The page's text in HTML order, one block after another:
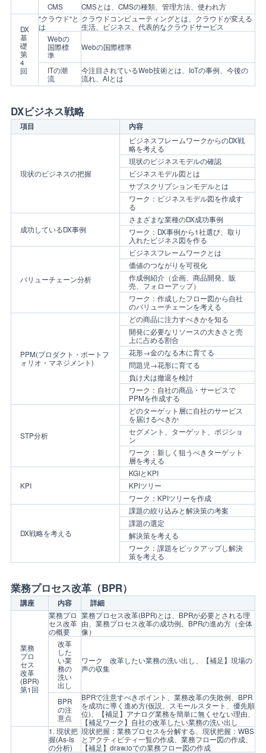
CMS CMSとは、CMSの種類、管理方法、使われ方
DX
基
礎
第
4
回
"クラウド"と
は
クラウドコンピューティングとは、クラウドが変える
生活、ビジネス、代表的なクラウドサービス
Webの
国際標
準
Webの国際標準
ITの潮
流
今注目されているWeb技術とは、IoTの事例、今後の
流れ、AIとは
DXビジネス戦略
項目 内容
現状のビジネスの把握
ビジネスフレームワークからのDX戦
略を考える
現状のビジネスモデルの確認
ビジネスモデル図とは
サブスクリプションモデルとは
ワーク：ビジネスモデル図を作成す
る
成功しているDX事例
さまざまな業種のDX成功事例
ワーク：DX事例から1社選び、取り
入れたビジネス図を作る
バリューチェーン分析
ビジネスフレームワークとは
価値のつながりを可視化
作成例紹介（企画、商品開発、販
売、フォローアップ）
ワーク：作成したフロー図から自社
のバリューチェーンを考える
PPM(プロダクト・ポートフ
ォリオ・マネジメント)
どの商品に注力すべきかを知る
開発に必要なリソースの大きさと売
上に占める割合
花形→金のなる木に育てる
問題児→花形に育てる
負け犬は撤退を検討
ワーク：自社の商品・サービスで
PPMを作成する
STP分析
どのターゲット層に自社のサービス
を届けるべきか
セグメント、ターゲット、ポジショ
ン
ワーク：新しく狙うべきターゲット
層を考える
KPI
KGIとKPI
KPIツリー
ワーク：KPIツリーを作成
DX戦略を考える
課題の絞り込みと解決策の考案
課題の選定
解決策を考える
ワーク：課題をピックアップし解決
策を考える
業務プロセス改革（BPR）
講座 内容 詳細
業務
プロ
セス
改革
(BPR)
第1回
業務プロ
セス改革
の概要
業務プロセス改革(BPR)とは、BPRが必要とされる理
由、業務プロセス改革の成功例、BPRの進め方（全体
像）
改革
した
い業
務の
洗い
出し
ワーク 改革したい業務の洗い出し、【補足】現場の
声の収集
BPR
の注
意点
BPRで注意すべきポイント、業務改革の失敗例、BPR
を成功に導く進め方(仮説、スモールスタート、優先順
位)、【補足】アナログ業務を簡単に無くせない理由、
【補足ワーク】自社の改革したい業務の洗い出し
1. 現状把
握(As-Is
の分析)
現状把握：業務プロセスを分解する、現状把握：WBS
とアクティビティ一覧の作成、業務フロー図の作成、
【補足】draw.ioでの業務フロー図の作成